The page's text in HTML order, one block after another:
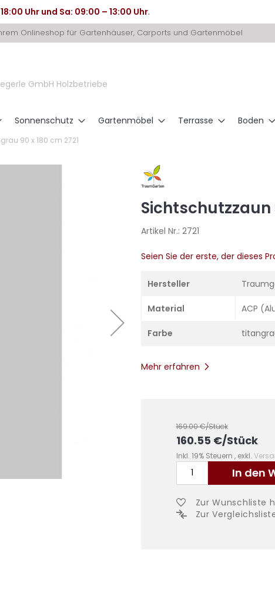
Uhr und Sa: 09:00 – 13:00 Uhr.
Onlineshop für Gartenhäuser, Carports und Gartenmöbel
GmbH Holzbetriebe
Sonnenschutz Gartenmöbel Terrasse Boden
90 x 180 cm 2721
Sichtschutzzaun
Artikel Nr.: 2721
Seien Sie der erste, der dieses
Hersteller
Material ACP
Farbe
Mehr erfahren
169.00€/Stück
160.55 €/Stück
Inkl. 19% Steuern , exkl.
In den
Zur Wunschliste
Zur